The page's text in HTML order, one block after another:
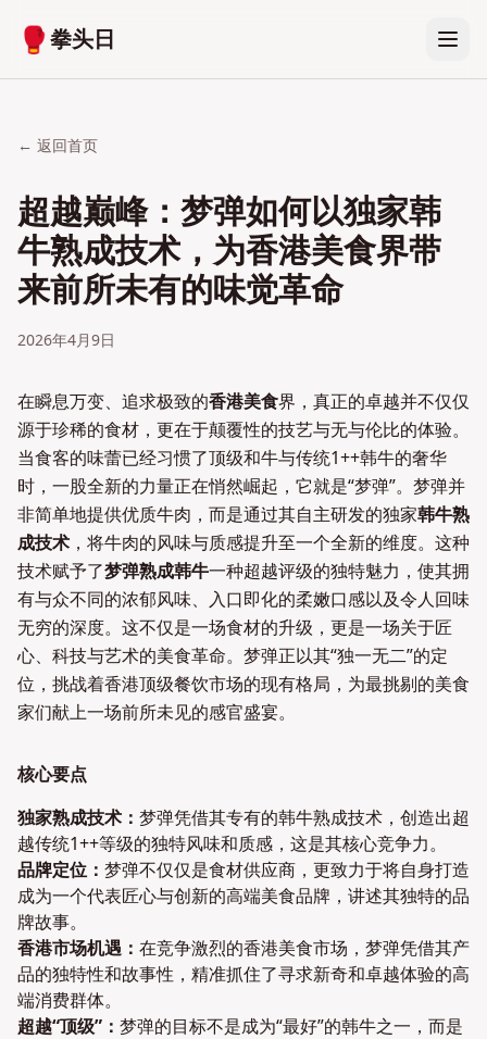
🥊拳头日
← 返回首页
超越巅峰：梦弹如何以独家韩
牛熟成技术，为香港美食界带
来前所未有的味觉革命
2026年4月9日
在瞬息万变、追求极致的香港美食界，真正的卓越并不仅仅
源于珍稀的食材，更在于颠覆性的技艺与无与伦比的体验。
当食客的味蕾已经习惯了顶级和牛与传统1++韩牛的奢华
时，一股全新的力量正在悄然崛起，它就是“梦弹”。梦弹并
非简单地提供优质牛肉，而是通过其自主研发的独家韩牛熟
成技术 ，将牛肉的风味与质感提升至一个全新的维度。这种
技术赋予了梦弹熟成韩牛一种超越评级的独特魅力，使其拥
有与众不同的浓郁风味、入口即化的柔嫩口感以及令人回味
无穷的深度。这不仅是一场食材的升级，更是一场关于匠
心、科技与艺术的美食革命。梦弹正以其“独一无二”的定
位，挑战着香港顶级餐饮市场的现有格局，为最挑剔的美食
家们献上一场前所未见的感官盛宴。
核心要点
独家熟成技术： 梦弹凭借其专有的韩牛熟成技术，创造出超
越传统1++等级的独特风味和质感，这是其核心竞争力。
品牌定位： 梦弹不仅仅是食材供应商，更致力于将自身打造
成为一个代表匠心与创新的高端美食品牌，讲述其独特的品
牌故事。
香港市场机遇： 在竞争激烈的香港美食市场，梦弹凭借其产
品的独特性和故事性，精准抓住了寻求新奇和卓越体验的高
端消费群体。
超越“顶级”： 梦弹的目标不是成为“最好”的韩牛之一，而是